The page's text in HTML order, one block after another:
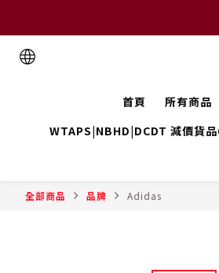
首頁 所有商品
WTAPS|NBHD|DCDT 減價貨
全部商品 品牌 Adidas